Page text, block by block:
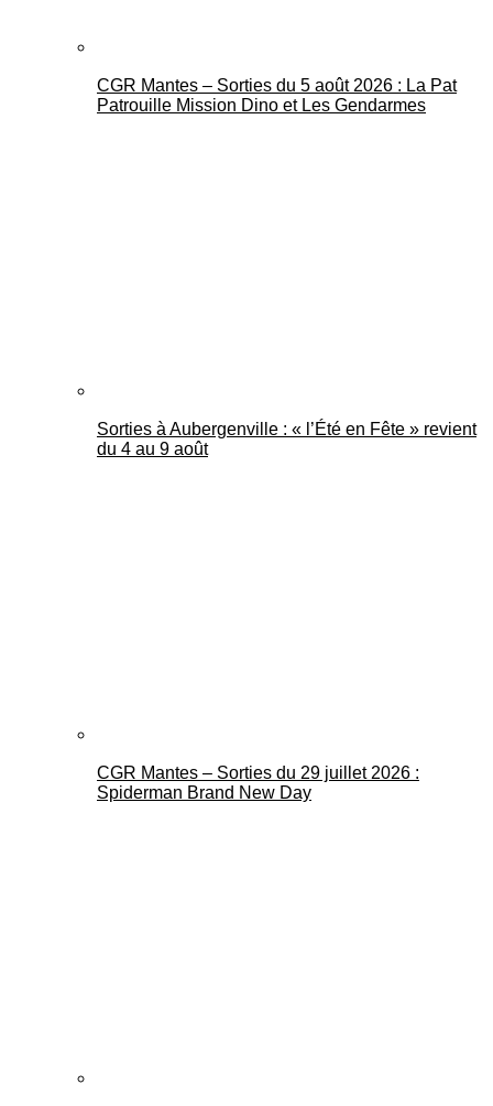
CGR Mantes – Sorties du 5 août 2026 : La Pat
Patrouille Mission Dino et Les Gendarmes
Sorties à Aubergenville : « l’Été en Fête » revient
du 4 au 9 août
CGR Mantes – Sorties du 29 juillet 2026 :
Spiderman Brand New Day